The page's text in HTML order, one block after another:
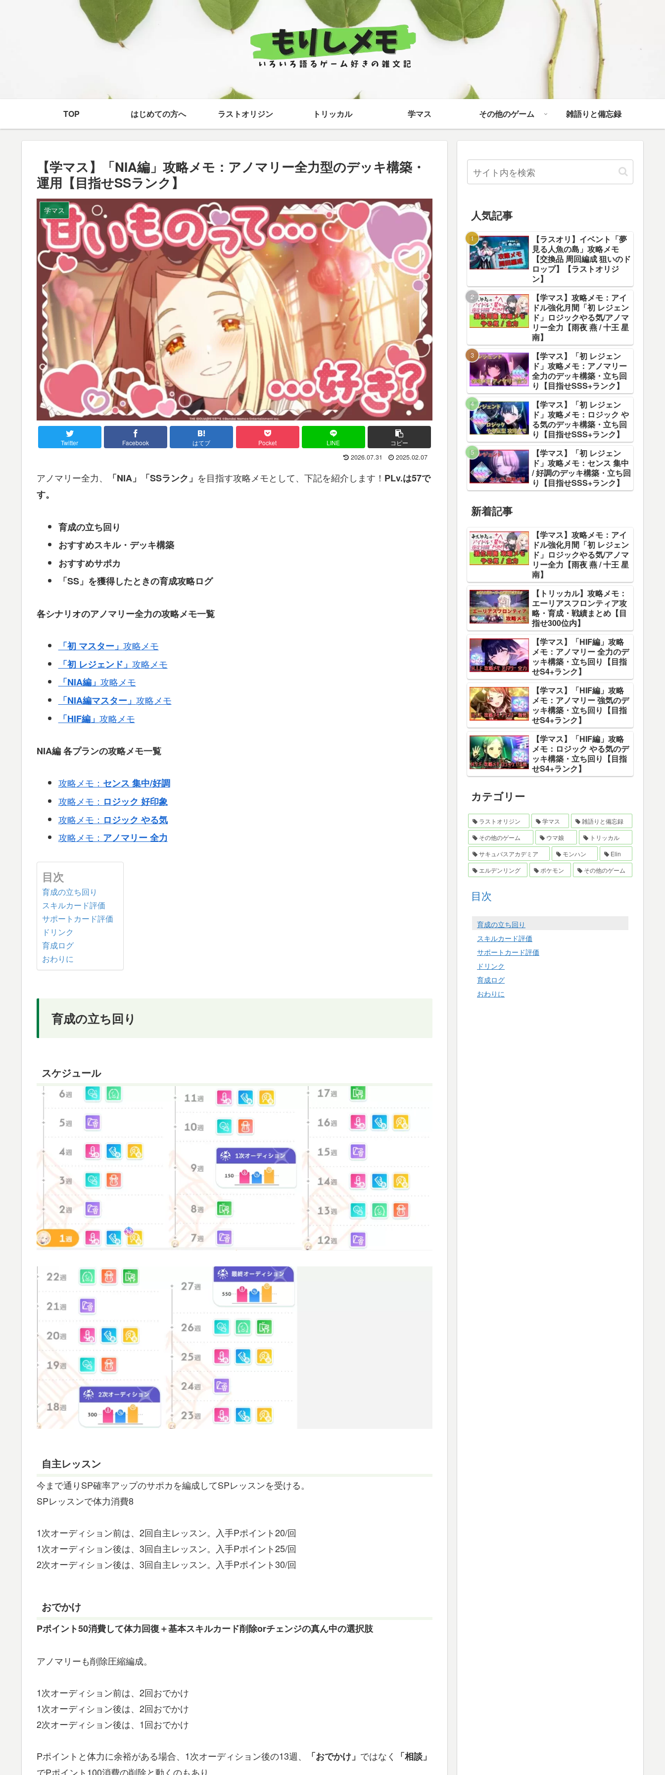
TOP はじめての方へ ラストオリジン トリッカル 学マス その他のゲーム 雑語りと備忘録
【学マス】「NIA編」攻略メモ：アノマリー全力型のデッキ構築・
運用【目指せSSランク】
学マス
Twitter Facebook はてブ Pocket LINE コピー
2026.07.31 2025.02.07
アノマリー全力、 「NIA」 「SSランク」 を目指す攻略メモとして、下記を紹介します！ PLv.は57で
す。
育成の立ち回り
おすすめスキル・デッキ構築
おすすめサポカ
「SS」を獲得したときの育成攻略ログ
各シナリオのアノマリー全力の攻略メモ一覧
「初 マスター」 攻略メモ
「初 レジェンド」 攻略メモ
「NIA編」 攻略メモ
「NIA編マスター」 攻略メモ
「HIF編」 攻略メモ
NIA編各プランの攻略メモ一覧
攻略メモ： センス 集中/好調
攻略メモ： ロジック 好印象
攻略メモ： ロジック やる気
攻略メモ： アノマリー 全力
目次
育成の立ち回り
スキルカード評価
サポートカード評価
ドリンク
育成ログ
おわりに
育成の立ち回り
スケジュール
自主レッスン
今まで通りSP確率アップのサポカを編成してSPレッスンを受ける。
SPレッスンで体力消費8
1次オーディション前は、2回自主レッスン。入手Pポイント20/回
1次オーディション後は、3回自主レッスン。入手Pポイント25/回
2次オーディション後は、3回自主レッスン。入手Pポイント30/回
おでかけ
Pポイント50消費して体力回復＋基本スキルカード削除orチェンジの真ん中の選択肢
アノマリーも削除圧縮編成。
1次オーディション前は、2回おでかけ
1次オーディション後は、2回おでかけ
2次オーディション後は、1回おでかけ
Pポイントと体力に余裕がある場合、1次オーディション後の13週、 「おでかけ」 ではなく
「相談」
でPポイント100消費の削除と動くのもあり。
人気記事
【ラスオリ】イベント「夢
見る人魚の島」攻略メモ
【交換品 周回編成 狙いのド
ロップ】【ラストオリジ
ン】
【学マス】攻略メモ：アイ
ドル強化月間「初 レジェン
ド」ロジックやる気/アノマ
リー全力【雨夜 燕 / 十王 星
南】
【学マス】「初 レジェン
ド」攻略メモ：アノマリー
全力のデッキ構築・立ち回
り【目指せSSS+ランク】
【学マス】「初 レジェン
ド」攻略メモ：ロジック や
る気のデッキ構築・立ち回
り【目指せSSS+ランク】
【学マス】「初 レジェン
ド」攻略メモ：センス 集中
/ 好調のデッキ構築・立ち回
り【目指せSSS+ランク】
新着記事
【学マス】攻略メモ：アイ
ドル強化月間「初 レジェン
ド」ロジックやる気/アノマ
リー全力【雨夜 燕 / 十王 星
南】
【トリッカル】攻略メモ：
エーリアスフロンティア攻
略・育成・戦績まとめ【目
指せ300位内】
【学マス】「HIF編」攻略
メモ：アノマリー 全力のデ
ッキ構築・立ち回り【目指
せS4+ランク】
【学マス】「HIF編」攻略
メモ：アノマリー 強気のデ
ッキ構築・立ち回り【目指
せS4+ランク】
【学マス】「HIF編」攻略
メモ：ロジック やる気のデ
ッキ構築・立ち回り【目指
せS4+ランク】
カテゴリー
ラストオリジン 学マス
雑語りと備忘録
その他のゲーム
ウマ娘
トリッカル
サキュバスアカデミア
モンハン
Elin
エルデンリング
ポケモン その他のゲーム
目次
育成の立ち回り
スキルカード評価
サポートカード評価
ドリンク
育成ログ
おわりに